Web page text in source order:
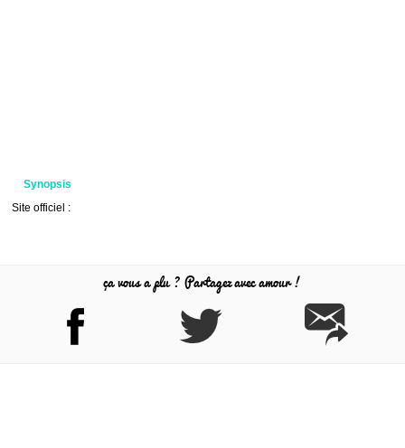
Synopsis
Site officiel :
ça vous a plu ? Partagez avec amour !